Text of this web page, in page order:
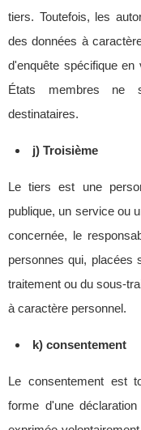
tiers. Toutefois, les
des données à
d'enquête spécifique
États membres ne
destinataires.
j) Troisième
Le tiers est une
publique, un service ou
concernée, le
personnes qui, placées
traitement ou du sous-
à caractère personnel.
k) consentement
Le consentement est
forme d'une